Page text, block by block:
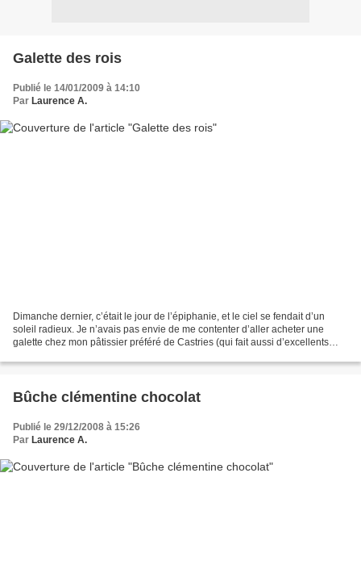
Galette des rois
Publié le 14/01/2009 à 14:10
Par Laurence A.
Dimanche dernier, c’était le jour de l’épiphanie, et le ciel se fendait d’un
soleil radieux. Je n’avais pas envie de me contenter d’aller acheter une
galette chez mon pâtissier préféré de Castries (qui fait aussi d’excellents
Bûche clémentine chocolat
Publié le 29/12/2008 à 15:26
Par Laurence A.